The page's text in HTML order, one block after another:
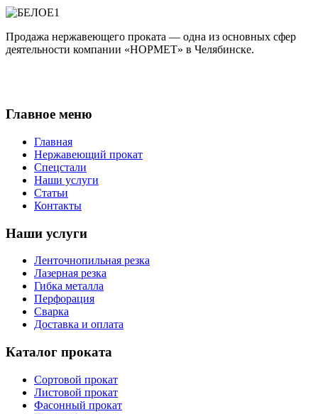
Продажа нержавеющего проката — одна из основных сфер
деятельности компании «НОРМЕТ» в Челябинске.
Главное меню
Главная
Нержавеющий прокат
Спецстали
Наши услуги
Статьи
Контакты
Наши услуги
Ленточнопильная резка
Лазерная резка
Гибка металла
Перфорация
Сварка
Доставка и оплата
Каталог проката
Сортовой прокат
Листовой прокат
Фасонный прокат